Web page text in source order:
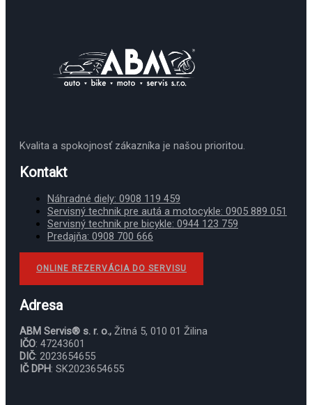
Kvalita a spokojnosť zákazníka je našou prioritou.
Kontakt
Náhradné diely: 0908 119 459
Servisný technik pre autá a motocykle: 0905 889 051
Servisný technik pre bicykle: 0944 123 759
Predajňa: 0908 700 666
ONLINE REZERVÁCIA DO SERVISU
Adresa
ABM Servis® s. r. o., Žitná 5, 010 01 Žilina
IČO: 47243601
DIČ: 2023654655
IČ DPH: SK2023654655